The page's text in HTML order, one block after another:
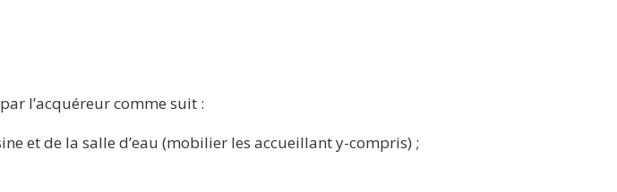
l’acquéreur comme suit :
et de la salle d’eau (mobilier les accueillant y-compris) ;